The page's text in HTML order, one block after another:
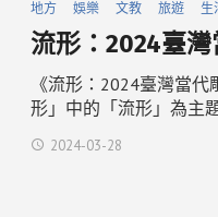
地方 娛樂 文教 旅遊 生
流形：2024臺
《流形：2024臺灣當
形」中的「流形」為主
2024-03-28